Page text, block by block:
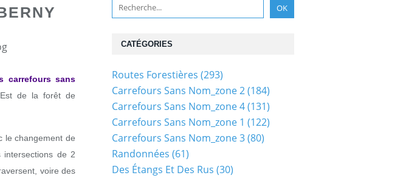
carrefours sans
de la forêt de
le changement de
de 2
voire des
CATÉGORIES
Routes Forestières (293)
Carrefours Sans Nom_zone 2(184)
Carrefours Sans Nom_zone 4(131)
Carrefours Sans Nom_zone 1 (122)
Carrefours Sans Nom_zone 3(80)
Randonnées (61)
Des Étangs Et Des Rus (30)